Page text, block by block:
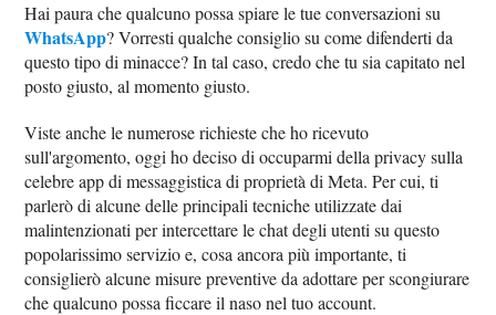
Hai paura che qualcuno possa spiare le tue conversazioni su
WhatsApp? Vorresti qualche consiglio su come difenderti da
questo tipo di minacce? In tal caso, credo che tu sia capitato nel
posto giusto, al momento giusto.
Viste anche le numerose richieste che ho ricevuto
sull'argomento, oggi ho deciso di occuparmi della privacy sulla
celebre app di messaggistica di proprietà di Meta. Per cui, ti
parlerò di alcune delle principali tecniche utilizzate dai
malintenzionati per intercettare le chat degli utenti su questo
popolarissimo servizio e, cosa ancora più importante, ti
consiglierò alcune misure preventive da adottare per scongiurare
che qualcuno possa ficcare il naso nel tuo account.